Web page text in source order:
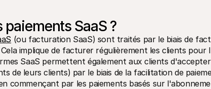
SaaS ?
(ou facturation SaaS) sont traités par le biais de
implique de facturer régulièrement les clients
SaaS permettent également aux clients d'accepter
de leurs clients) par le biais de la facilitation de
commençant par les paiements basés sur